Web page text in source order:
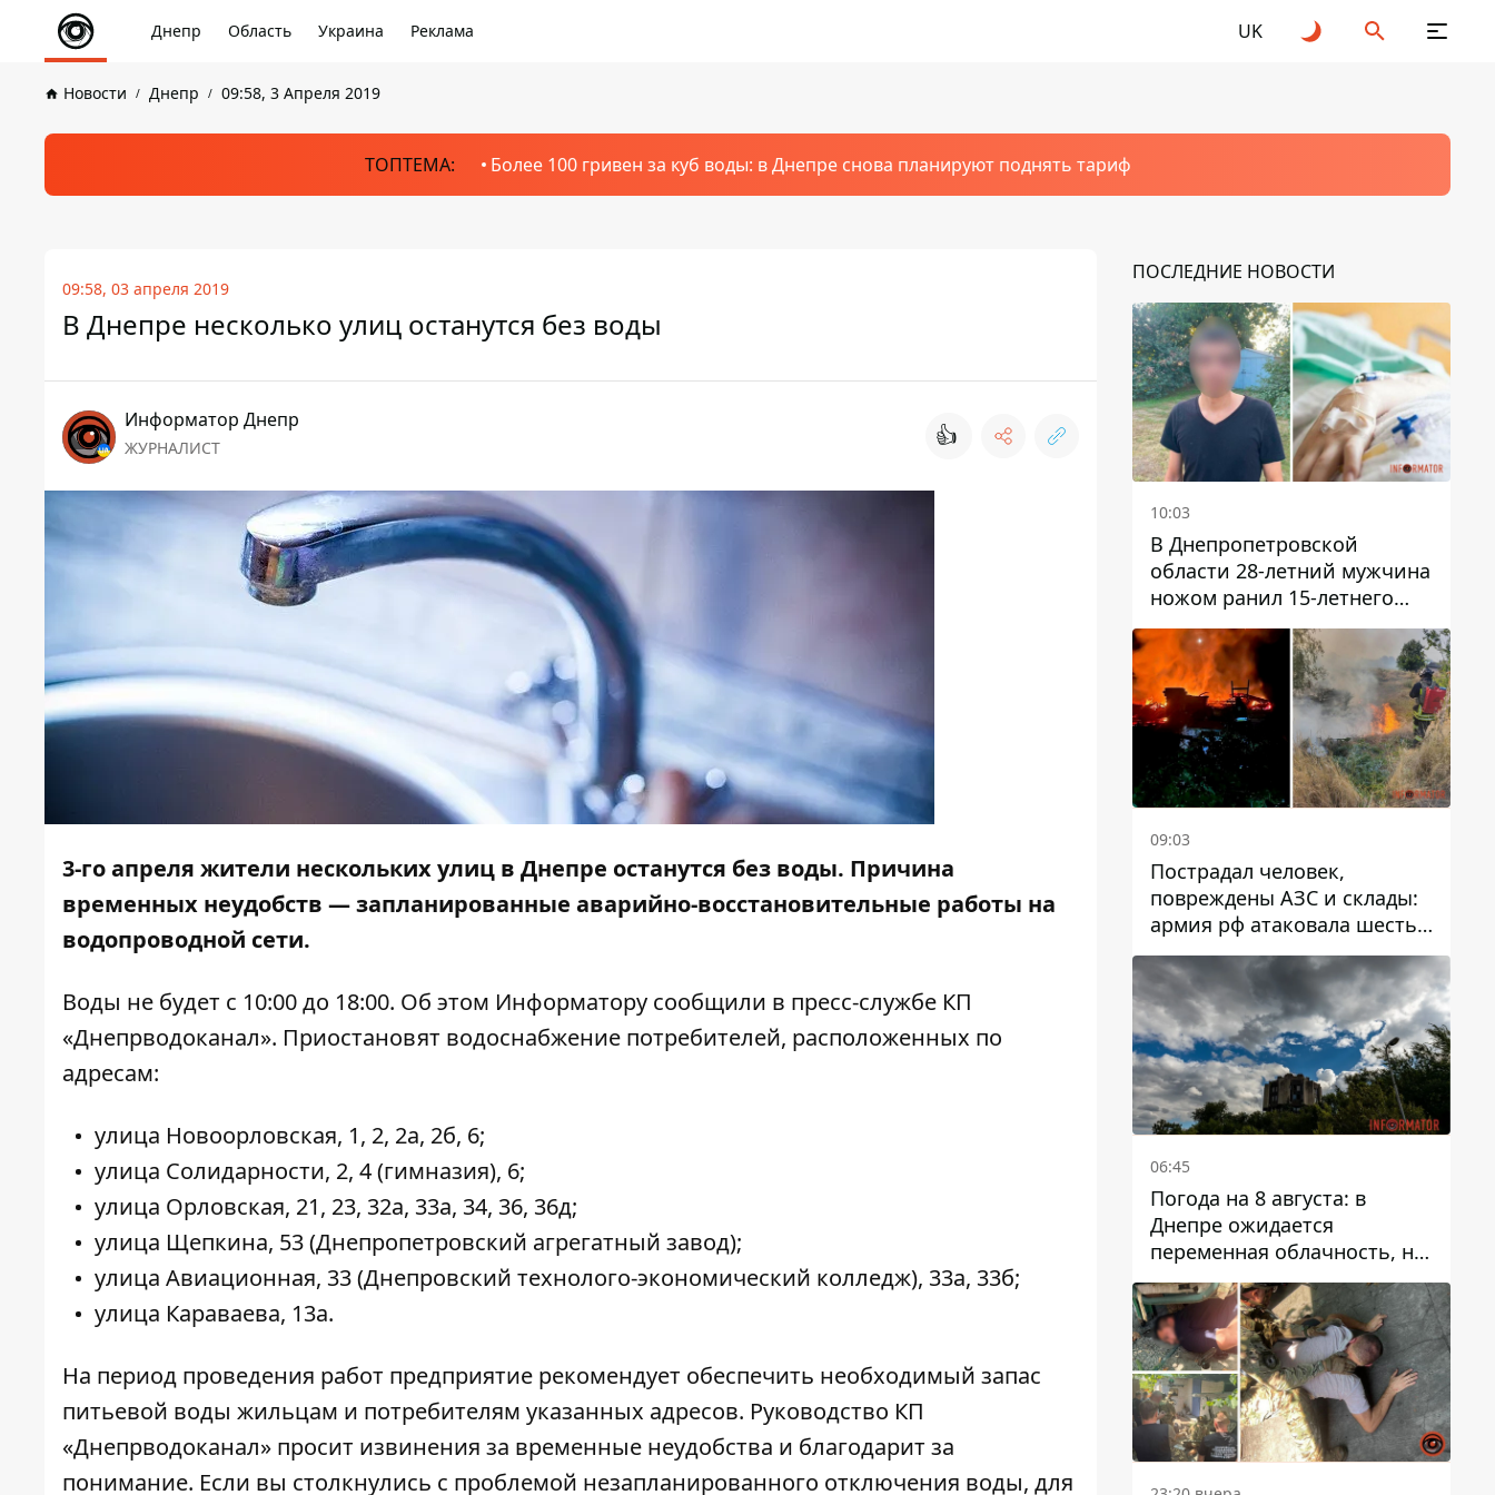
Днепр Область Украина Реклама UK
Новости Днепр 09:58, 3 Апреля 2019
ТОПТЕМА: Более 100 гривен за куб воды: в Днепре снова планируют поднять тариф
09:58, 03 апреля 2019
В Днепре несколько улиц останутся без воды
Информатор Днепр
ЖУРНАЛИСТ 👍
3-го апреля жители нескольких улиц в Днепре останутся без воды. Причина
временных неудобств — запланированные аварийно-восстановительные работы на
водопроводной сети.
Воды не будет с 10:00 до 18:00. Об этом Информатору сообщили в пресс-службе КП
«Днепрводоканал». Приостановят водоснабжение потребителей, расположенных по
адресам:
улица Новоорловская, 1, 2, 2а, 2б, 6;
улица Солидарности, 2, 4 (гимназия), 6;
улица Орловская, 21, 23, 32а, 33а, 34, 36, 36д;
улица Щепкина, 53 (Днепропетровский агрегатный завод);
улица Авиационная, 33 (Днепровский технолого-экономический колледж), 33а, 33б;
улица Караваева, 13а.
На период проведения работ предприятие рекомендует обеспечить необходимый запас
питьевой воды жильцам и потребителям указанных адресов. Руководство КП
«Днепрводоканал» просит извинения за временные неудобства и благодарит за
понимание. Если вы столкнулись с проблемой незапланированного отключения воды, для
ПОСЛЕДНИЕ НОВОСТИ
10:03
В Днепропетровской
области 28-летний мужчина
ножом ранил 15-летнего
парня
09:03
Пострадал человек,
повреждены АЗС и склады:
армия рф атаковала шесть
районов Днепропетровской
области
06:45
Погода на 8 августа: в
Днепре ожидается
переменная облачность, но
может пойти дождь